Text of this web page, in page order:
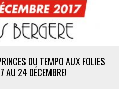
DU TEMPO AUX FOLIES
AU 24 DÉCEMBRE!